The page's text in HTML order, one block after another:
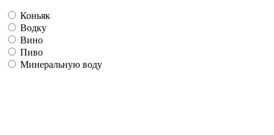
Коньяк
Водку
Вино
Пиво
Минеральную воду